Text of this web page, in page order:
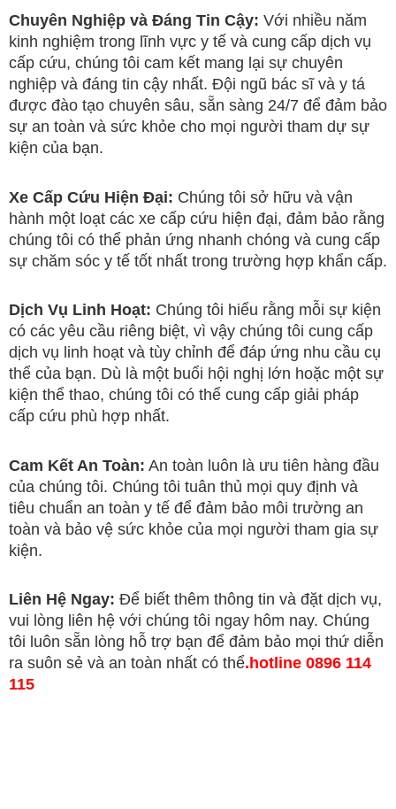
Chuyên Nghiệp và Đáng Tin Cậy: Với nhiều năm
kinh nghiệm trong lĩnh vực y tế và cung cấp dịch vụ
cấp cứu, chúng tôi cam kết mang lại sự chuyên
nghiệp và đáng tin cậy nhất. Đội ngũ bác sĩ và y tá
được đào tạo chuyên sâu, sẵn sàng 24/7 để đảm bảo
sự an toàn và sức khỏe cho mọi người tham dự sự
kiện của bạn.
Xe Cấp Cứu Hiện Đại: Chúng tôi sở hữu và vận
hành một loạt các xe cấp cứu hiện đại, đảm bảo rằng
chúng tôi có thể phản ứng nhanh chóng và cung cấp
sự chăm sóc y tế tốt nhất trong trường hợp khẩn cấp.
Dịch Vụ Linh Hoạt: Chúng tôi hiểu rằng mỗi sự kiện
có các yêu cầu riêng biệt, vì vậy chúng tôi cung cấp
dịch vụ linh hoạt và tùy chỉnh để đáp ứng nhu cầu cụ
thể của bạn. Dù là một buổi hội nghị lớn hoặc một sự
kiện thể thao, chúng tôi có thể cung cấp giải pháp
cấp cứu phù hợp nhất.
Cam Kết An Toàn: An toàn luôn là ưu tiên hàng đầu
của chúng tôi. Chúng tôi tuân thủ mọi quy định và
tiêu chuẩn an toàn y tế để đảm bảo môi trường an
toàn và bảo vệ sức khỏe của mọi người tham gia sự
kiện.
Liên Hệ Ngay: Để biết thêm thông tin và đặt dịch vụ,
vui lòng liên hệ với chúng tôi ngay hôm nay. Chúng
tôi luôn sẵn lòng hỗ trợ bạn để đảm bảo mọi thứ diễn
ra suôn sẻ và an toàn nhất có thể.hotline 0896 114
115